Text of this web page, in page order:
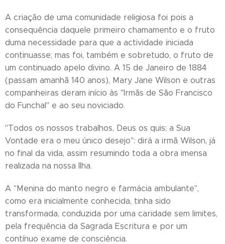
A criação de uma comunidade religiosa foi pois a
consequência daquele primeiro chamamento e o fruto
duma necessidade para que a actividade iniciada
continuasse; mas foi, também e sobretudo, o fruto de
um continuado apelo divino. A 15 de Janeiro de 1884
(passam amanhã 140 anos), Mary Jane Wilson e outras
companheiras deram início às "Irmãs de São Francisco
do Funchal" e ao seu noviciado.
"Todos os nossos trabalhos, Deus os quis; a Sua
Vontade era o meu único desejo": dirá a irmã Wilson, já
no final da vida, assim resumindo toda a obra imensa
realizada na nossa Ilha.
A "Menina do manto negro e farmácia ambulante",
como era inicialmente conhecida, tinha sido
transformada, conduzida por uma caridade sem limites,
pela frequência da Sagrada Escritura e por um
contínuo exame de consciência.